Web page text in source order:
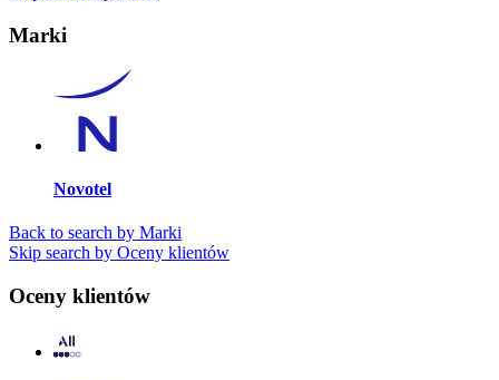
Marki
Novotel
Back to search by Marki
Skip search by Oceny klientów
Oceny klientów